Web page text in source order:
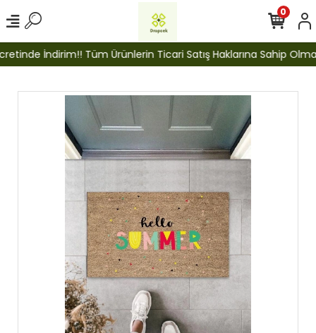
İndirim!! Tüm Ürünlerin Ticari Satış Haklarına Sahip
0